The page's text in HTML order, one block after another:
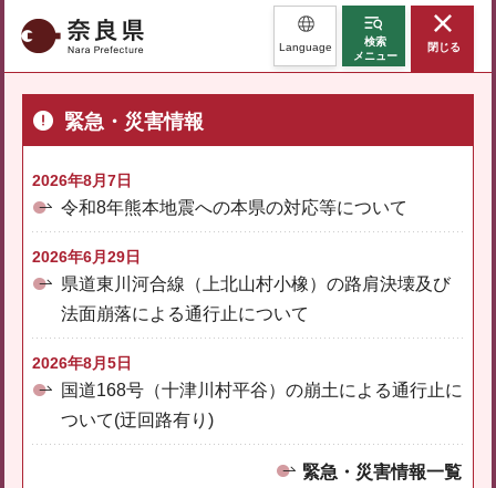
奈良県 Language
検索
メニュー
閉じる
緊急・災害情報
2026年8月7日
令和8年熊本地震への本県の対応等について
2026年6月29日
県道東川河合線（上北山村小橡）の路肩決壊及び
法面崩落による通行止について
2026年8月5日
国道168号（十津川村平谷）の崩土による通行止に
ついて(迂回路有り)
緊急・災害情報一覧